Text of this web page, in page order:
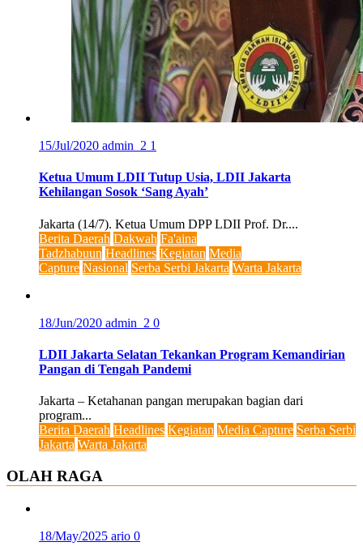
15/Jul/2020 admin_2 1
Ketua Umum LDII Tutup Usia, LDII Jakarta
Kehilangan Sosok ‘Sang Ayah’
Jakarta (14/7). Ketua Umum DPP LDII Prof. Dr....
Berita Daerah Dakwah Fa'aina
Tadzhabuun Headlines Kegiatan Media
Capture Nasional Serba Serbi Jakarta Warta Jakarta
18/Jun/2020 admin_2 0
LDII Jakarta Selatan Tekankan Program Kemandirian
Pangan di Tengah Pandemi
Jakarta – Ketahanan pangan merupakan bagian dari
program...
Berita Daerah Headlines Kegiatan Media Capture Serba Serbi
Jakarta Warta Jakarta
OLAH RAGA
18/May/2025 ario 0